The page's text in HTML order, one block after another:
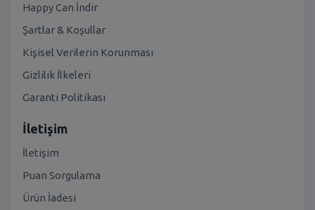
Happy Can İndir
Şartlar & Koşullar
Kişisel Verilerin Korunması
Gizlilik İlkeleri
Garanti Politikası
İletişim
İletişim
Puan Sorgulama
Ürün İadesi